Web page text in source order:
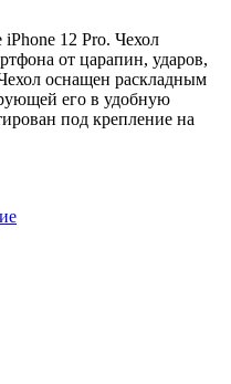
12 Pro. Чехол
от царапин, ударов,
оснащен раскладным
его в удобную
под крепление на